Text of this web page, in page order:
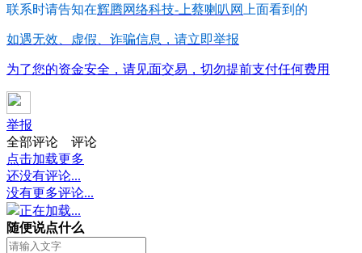
联系时请告知在辉腾网络科技-上蔡喇叭网 上面看到的
如遇无效、虚假、诈骗信息，请立即举报
为了您的资金安全，请见面交易，切勿提前支付任何费用
举报
全部评论
评论
点击加载更多
还没有评论...
没有更多评论...
正在加载...
随便说点什么